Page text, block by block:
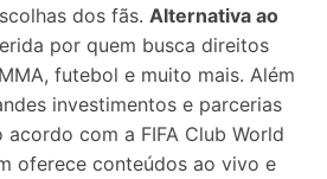
dos fãs. Alternativa ao
por quem busca direitos
futebol e muito mais. Além
investimentos e parcerias
com a FIFA Club World
oferece conteúdos ao vivo e